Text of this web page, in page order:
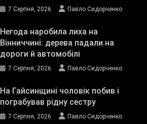
7 Серпня, 2026 Павло Сидорченко
Негода наробила лиха на
Вінниччині: дерева падали на
дороги й автомобілі
7 Серпня, 2026 Павло Сидорченко
На Гайсинщині чоловік побив і
пограбував рідну сестру
7 Серпня, 2026 Павло Сидорченко